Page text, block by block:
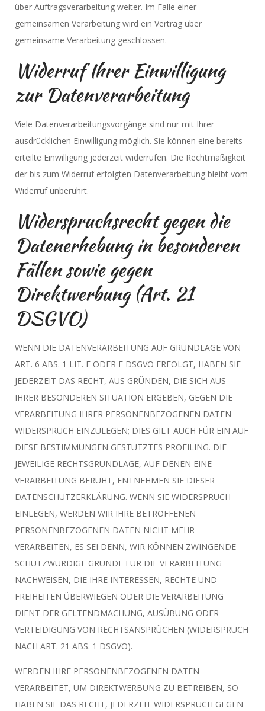
über Auftragsverarbeitung weiter. Im Falle einer
gemeinsamen Verarbeitung wird ein Vertrag über
gemeinsame Verarbeitung geschlossen.
Widerruf Ihrer Einwilligung
zur Datenverarbeitung
Viele Datenverarbeitungsvorgänge sind nur mit Ihrer
ausdrücklichen Einwilligung möglich. Sie können eine bereits
erteilte Einwilligung jederzeit widerrufen. Die Rechtmäßigkeit
der bis zum Widerruf erfolgten Datenverarbeitung bleibt vom
Widerruf unberührt.
Widerspruchsrecht gegen die
Datenerhebung in besonderen
Fällen sowie gegen
Direktwerbung (Art. 21
DSGVO)
WENN DIE DATENVERARBEITUNG AUF GRUNDLAGE VON
ART. 6 ABS. 1 LIT. E ODER F DSGVO ERFOLGT, HABEN SIE
JEDERZEIT DAS RECHT, AUS GRÜNDEN, DIE SICH AUS
IHRER BESONDEREN SITUATION ERGEBEN, GEGEN DIE
VERARBEITUNG IHRER PERSONENBEZOGENEN DATEN
WIDERSPRUCH EINZULEGEN; DIES GILT AUCH FÜR EIN AUF
DIESE BESTIMMUNGEN GESTÜTZTES PROFILING. DIE
JEWEILIGE RECHTSGRUNDLAGE, AUF DENEN EINE
VERARBEITUNG BERUHT, ENTNEHMEN SIE DIESER
DATENSCHUTZERKLÄRUNG. WENN SIE WIDERSPRUCH
EINLEGEN, WERDEN WIR IHRE BETROFFENEN
PERSONENBEZOGENEN DATEN NICHT MEHR
VERARBEITEN, ES SEI DENN, WIR KÖNNEN ZWINGENDE
SCHUTZWÜRDIGE GRÜNDE FÜR DIE VERARBEITUNG
NACHWEISEN, DIE IHRE INTERESSEN, RECHTE UND
FREIHEITEN ÜBERWIEGEN ODER DIE VERARBEITUNG
DIENT DER GELTENDMACHUNG, AUSÜBUNG ODER
VERTEIDIGUNG VON RECHTSANSPRÜCHEN (WIDERSPRUCH
NACH ART. 21 ABS. 1 DSGVO).
WERDEN IHRE PERSONENBEZOGENEN DATEN
VERARBEITET, UM DIREKTWERBUNG ZU BETREIBEN, SO
HABEN SIE DAS RECHT, JEDERZEIT WIDERSPRUCH GEGEN